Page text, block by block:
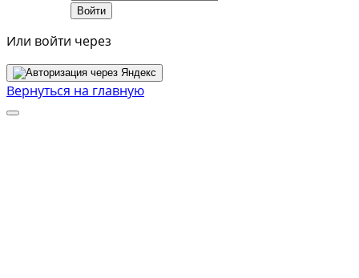
Войти
Или войти через
Вернуться на главную